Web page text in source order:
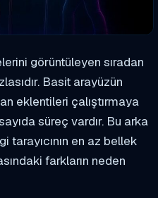
görüntüleyen sıradan
Basit arayüzün
eklentileri çalıştırmaya
süreç vardır. Bu arka
tarayıcının en az bellek
farkların neden